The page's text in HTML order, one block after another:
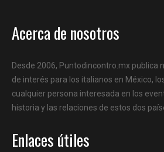
Acerca de nosotros
Desde 2006, Puntodincontro.mx publica
de interés para los italianos en México,
cualquier persona interesada en los
historia y las relaciones de estos dos
Enlaces útiles